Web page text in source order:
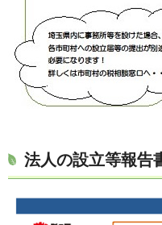
法人の設立等報告